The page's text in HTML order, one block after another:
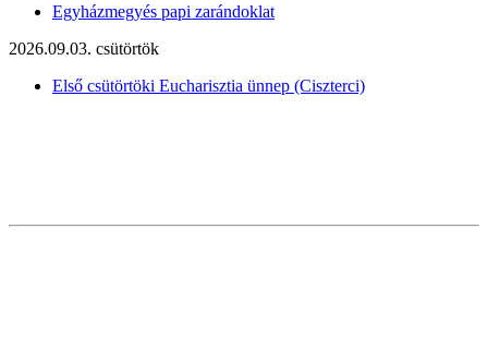
Egyházmegyés papi zarándoklat
2026.09.03. csütörtök
Első csütörtöki Eucharisztia ünnep (Ciszterci)